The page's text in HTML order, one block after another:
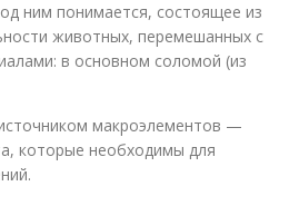
ним понимается, состоящее из
животных, перемешанных с
в основном соломой (из
макроэлементов —
которые необходимы для